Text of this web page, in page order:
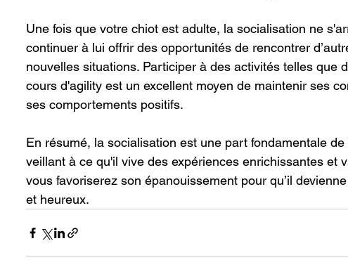
Une fois que votre chiot est adulte, la socialisation ne
continuer à lui offrir des opportunités de rencontrer
nouvelles situations. Participer à des activités telles que
cours d'agility est un excellent moyen de maintenir ses
ses comportements positifs.
En résumé, la socialisation est une part fondamentale
veillant à ce qu'il vive des expériences enrichissantes et
vous favoriserez son épanouissement pour qu’il
et heureux.